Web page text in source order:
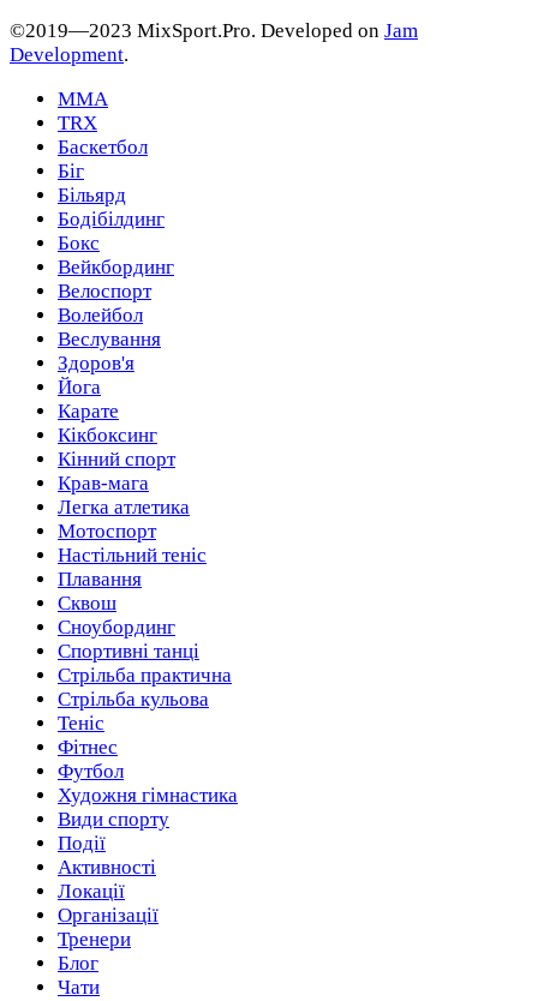
©2019—2023 MixSport.Pro. Developed on Jam
Development.
MMA
TRX
Баскетбол
Біг
Більярд
Бодібілдинг
Бокс
Вейкбординг
Велоспорт
Волейбол
Веслування
Здоров'я
Йога
Карате
Кікбоксинг
Кінний спорт
Крав-мага
Легка атлетика
Мотоспорт
Настільний теніс
Плавання
Сквош
Сноубординг
Спортивні танці
Стрільба практична
Стрільба кульова
Теніс
Фітнес
Футбол
Художня гімнастика
Види спорту
Події
Активності
Локації
Організації
Тренери
Блог
Чати